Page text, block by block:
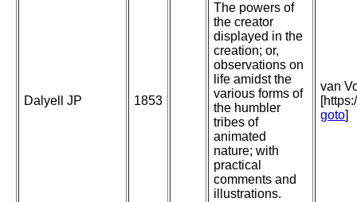
Dalyell JP 1853
The powers of
the creator
displayed in the
creation; or,
observations on
life amidst the
various forms of
the humbler
tribes of
animated
nature; with
practical
comments and
illustrations.
van
goto]